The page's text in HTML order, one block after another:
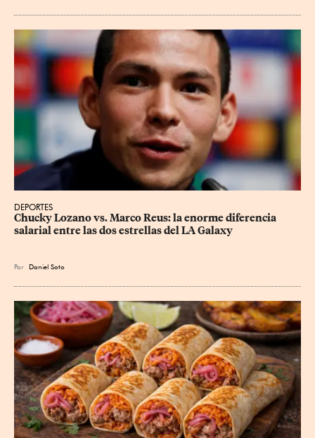
DEPORTES
Chucky Lozano vs. Marco Reus: la enorme diferencia
salarial entre las dos estrellas del LA Galaxy
Por Daniel Soto